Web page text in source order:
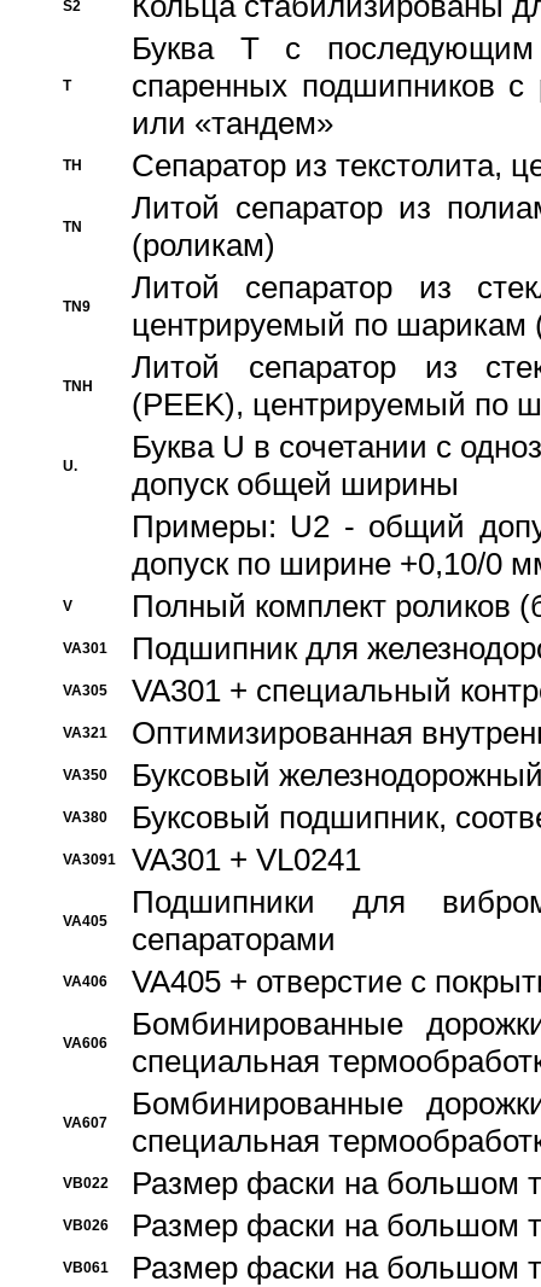
S2
T
Буква T с
спаренных подшипников
или «тандем»
TH Сепаратор из текстолита,
TN
Литой сепаратор из
(роликам)
TN9
Литой сепаратор из
центрируемый по шарикам
TNH
Литой сепаратор из
(PEEK), центрируемый по
U.
Буква U в сочетании с
допуск общей ширины
Примеры: U2 - общий
допуск по ширине +0,10/0
V Полный комплект роликов
VA301 Подшипник для
VA305 VA301 + специальный
VA321 Оптимизированная
VA350 Буксовый
VA380 Буксовый подшипник,
VA3091 VA301 + VL0241
VA405
Подшипники для
сепараторами
VA406 VA405 + отверстие с
VA606
Бомбинированные
специальная
VA607
Бомбинированные
специальная
VB022 Размер фаски на большом
VB026 Размер фаски на большом
VB061 Размер фаски на большом